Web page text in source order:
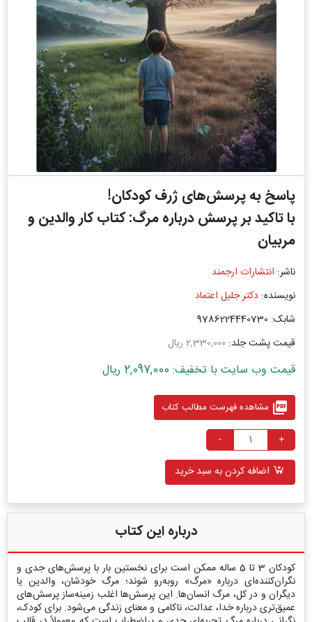
پاسخ به پرسش‌های ژرف کودکان!
با تاکید بر پرسش‌ درباره مرگ: کتاب کار والدین و
مربیان
ناشر: انتشارات ارجمند
نویسنده: دکتر جلیل اعتماد
شابک: 9786224440730
قیمت پشت جلد: 2,330,000 ریال
قیمت وب سایت با تخفیف: 2,097,000 ریال
picture_as_pdf مشاهده فهرست مطالب کتاب
+
-
اضافه کردن به سبد خرید
درباره این کتاب
کودکان 3 تا 5 ساله ممکن است برای نخستین بار با پرسش‌های جدی و
نگران‌کننده‌ای درباره «مرگ» روبه‌رو شوند؛ مرگ خودشان، والدین یا
دیگران و در کل، مرگ انسان‌ها. این پرسش‌ها اغلب زمینه‌ساز پرسش‌های
عمیق‌تری درباره خدا، عدالت، ناکامی و معنای زندگی می‌شود. برای کودک،